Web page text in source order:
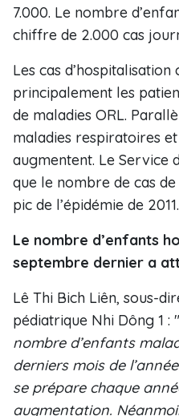
7.000. Le nombre
chiffre de 2.000 cas
Les cas
principalement les
de maladies ORL.
maladies respiratoires
augmentent. Le Service
que le nombre de cas
pic de l’épidémie de 2011.
Le nombre d’enfants
septembre dernier a
Lê Thi Bich Liên, sous-
pédiatrique Nhi Dông 1 : "
nombre d’enfants
derniers mois de
se prépare chaque
augmentation.